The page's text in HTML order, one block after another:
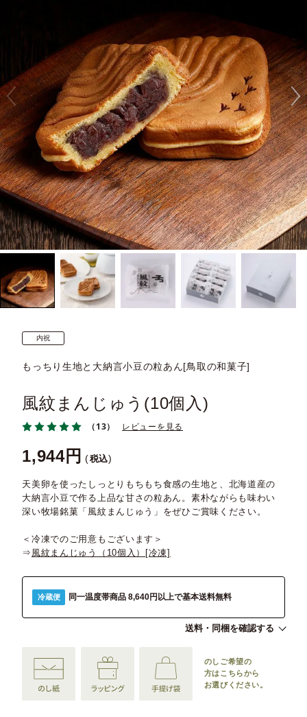
内祝
もっちり生地と大納言小豆の粒あん[鳥取の和菓子]
風紋まんじゅう(10個入)
（13） レビューを見る
1,944 税込
天美卵を使ったしっとりもちもち食感の生地と、北海道産の
大納言小豆で作る上品な甘さの粒あん。素朴ながらも味わい
深い牧場銘菓「風紋まんじゅう」をぜひご賞味ください。
＜冷凍でのご用意もございます＞
⇒ 風紋まんじゅう（10個入）[冷凍]
冷蔵便 同一温度帯商品 8,640円以上で基本送料無料
送料・同梱を確認する
のしご希望の
方はこちらから
お選びください。